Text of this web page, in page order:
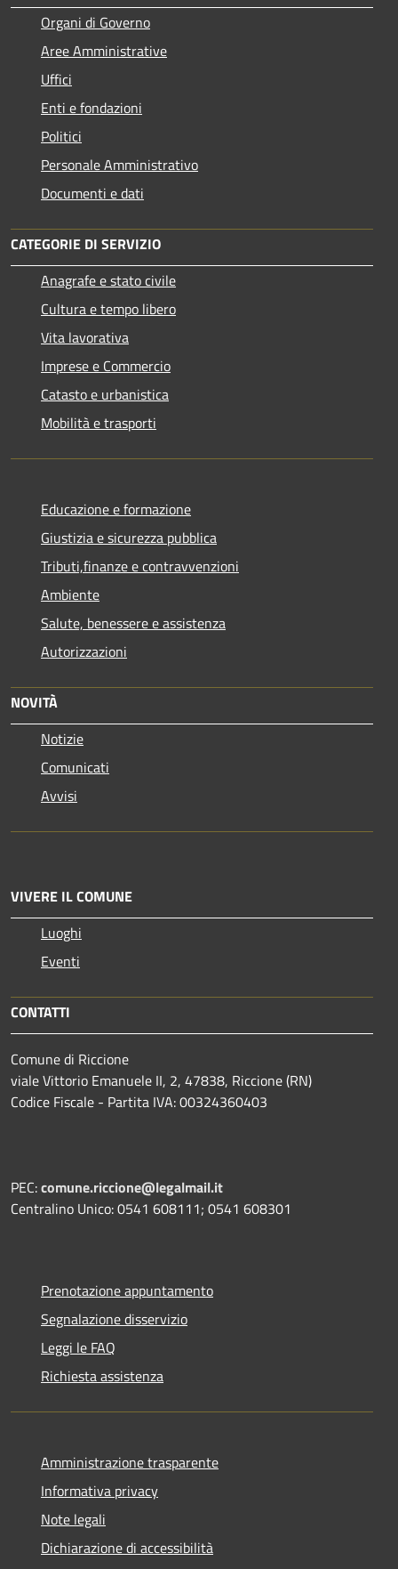
Organi di Governo
Aree Amministrative
Uffici
Enti e fondazioni
Politici
Personale Amministrativo
Documenti e dati
CATEGORIE DI SERVIZIO
Anagrafe e stato civile
Cultura e tempo libero
Vita lavorativa
Imprese e Commercio
Catasto e urbanistica
Mobilità e trasporti
Educazione e formazione
Giustizia e sicurezza pubblica
Tributi,finanze e contravvenzioni
Ambiente
Salute, benessere e assistenza
Autorizzazioni
NOVITÀ
Notizie
Comunicati
Avvisi
VIVERE IL COMUNE
Luoghi
Eventi
CONTATTI
Comune di Riccione
viale Vittorio Emanuele II, 2, 47838, Riccione (RN)
Codice Fiscale - Partita IVA: 00324360403
PEC:comune.riccione@legalmail.it
Centralino Unico: 0541 608111; 0541 608301
Prenotazione appuntamento
Segnalazione disservizio
Leggi le FAQ
Richiesta assistenza
Amministrazione trasparente
Informativa privacy
Note legali
Dichiarazione di accessibilità